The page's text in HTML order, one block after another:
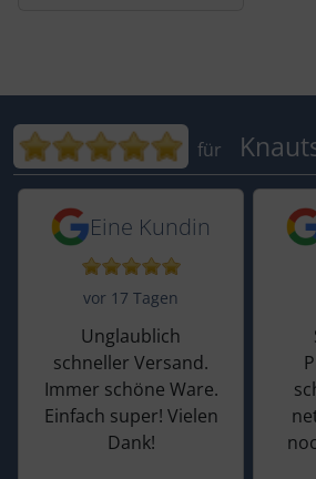
Bewertungen für
für
5 von 5 Sternen von
Eine Kundin
vor 17 Tagen
Unglaublich
schneller Versand.
Immer schöne Ware.
Einfach super! Vielen
Dank!
5